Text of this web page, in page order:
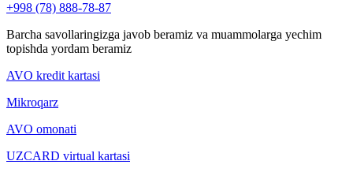
+998 (78) 888-78-87
Barcha savollaringizga javob beramiz va muammolarga yechim
topishda yordam beramiz
AVO kredit kartasi
Mikroqarz
AVO omonati
UZCARD virtual kartasi